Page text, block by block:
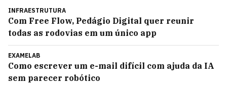
INFRAESTRUTURA
Com Free Flow, Pedágio Digital quer reunir
todas as rodovias em um único app
EXAMELAB
Como escrever um e-mail difícil com ajuda da IA
sem parecer robótico